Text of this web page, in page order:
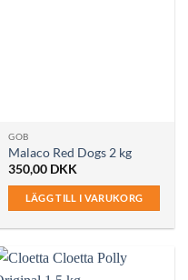
GOB
Malaco Red Dogs 2 kg
350,00 DKK
LÄGG TILL I VARUKORG